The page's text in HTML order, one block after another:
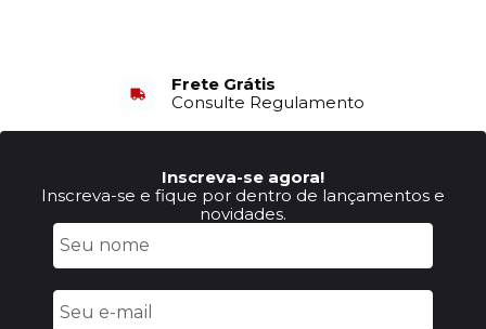
Frete Grátis
Consulte Regulamento
Inscreva-se agora!
Inscreva-se e fique por dentro de lançamentos e
novidades.